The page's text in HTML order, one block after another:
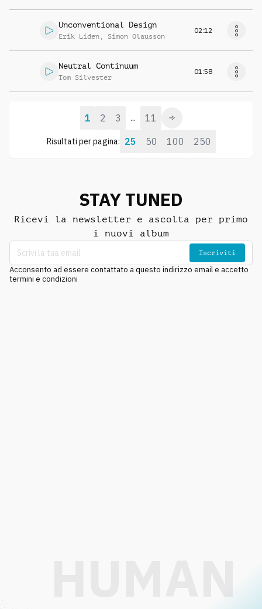
Unconventional Design
Erik Liden , Simon Olausson
02:12
Neutral Continuum
Tom Silvester
01:58
Risultati per pagina: 25 50 100 250
1 2 3 ... 11
STAY TUNED
Ricevi la newsletter e ascolta per primo
i nuovi album
Iscriviti
Acconsento ad essere contattato a questo indirizzo email e accetto
termini e condizioni